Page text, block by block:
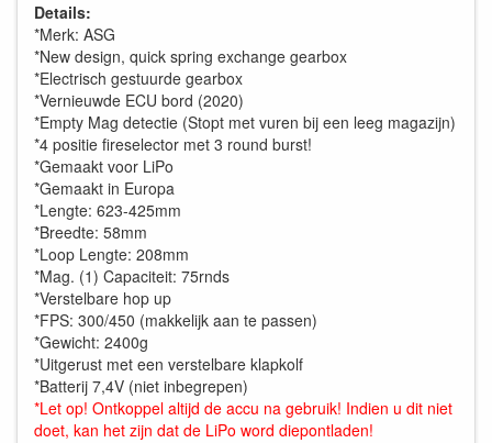
Details:
*Merk: ASG
*New design, quick spring exchange gearbox
*Electrisch gestuurde gearbox
*Vernieuwde ECU bord (2020)
*Empty Mag detectie (Stopt met vuren bij een leeg magazijn)
*4 positie fireselector met 3 round burst!
*Gemaakt voor LiPo
*Gemaakt in Europa
*Lengte: 623-425mm
*Breedte: 58mm
*Loop Lengte: 208mm
*Mag. (1) Capaciteit: 75rnds
*Verstelbare hop up
*FPS: 300/450 (makkelijk aan te passen)
*Gewicht: 2400g
*Uitgerust met een verstelbare klapkolf
*Batterij 7,4V (niet inbegrepen)
*Let op! Ontkoppel altijd de accu na gebruik! Indien u dit niet
doet, kan het zijn dat de LiPo word diepontladen!